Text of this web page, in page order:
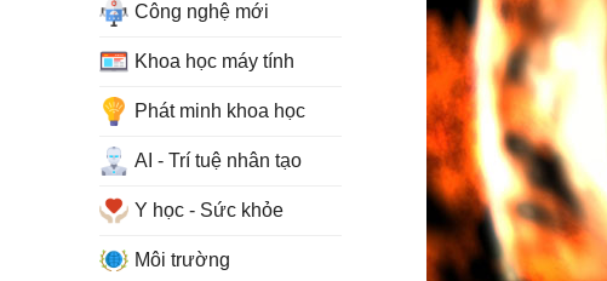
Công nghệ mới
Khoa học máy tính
Phát minh khoa học
AI - Trí tuệ nhân tạo
Y học - Sức khỏe
Môi trường